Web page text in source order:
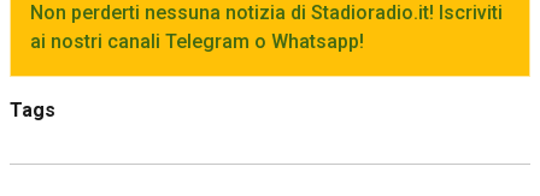
Non perderti nessuna notizia di Stadioradio.it! Iscriviti
ai nostri canali Telegram o Whatsapp!
Tags